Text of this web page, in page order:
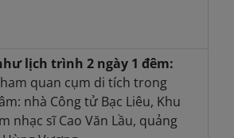
lịch trình 2 ngày 1 đêm:
quan cụm di tích trong
nhà Công tử Bạc Liêu, Khu
nhạc sĩ Cao Văn Lầu, quảng